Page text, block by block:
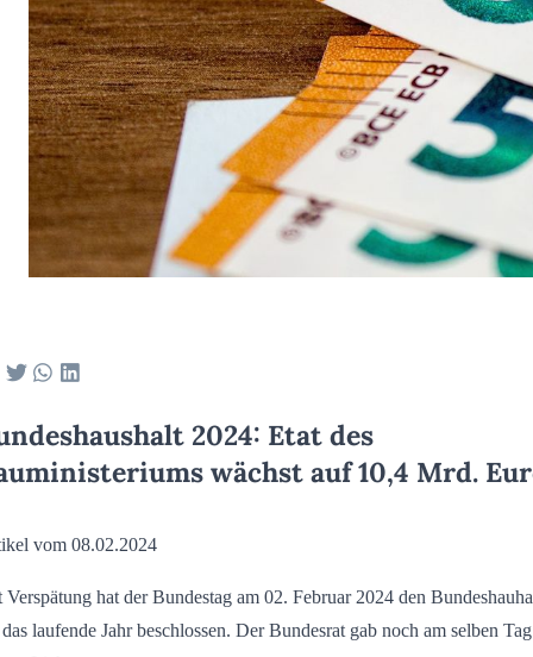
2024: Etat des
wächst auf 10,4 Mrd.
vom 08.02.2024
hat der Bundestag am 02. Februar 2024 den
laufende Jahr beschlossen. Der Bundesrat gab noch am selben Tag